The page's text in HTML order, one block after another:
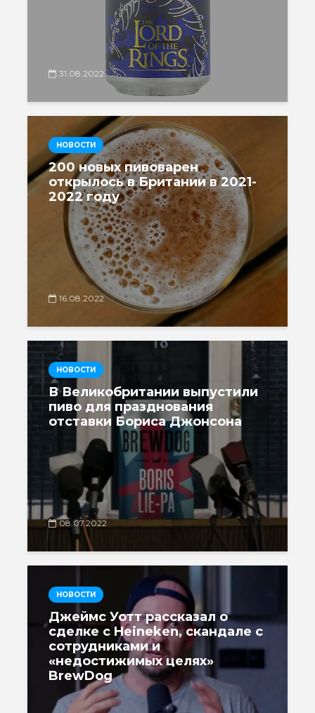
31.08.2022
НОВОСТИ
200 новых пивоварен
открылось в Британии в 2021-
2022 году
16.08.2022
НОВОСТИ
В Великобритании выпустили
пиво для празднования
отставки Бориса Джонсона
08.07.2022
НОВОСТИ
Джеймс Уотт рассказал о
сделке с Heineken, скандале с
сотрудниками и
«недостижимых целях»
BrewDog